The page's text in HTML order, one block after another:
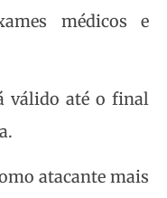
médicos e
válido até o final
atacante mais